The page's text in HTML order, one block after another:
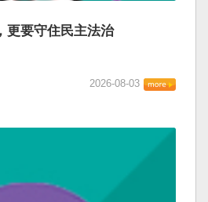
更要守住民主法治
2026-08-03